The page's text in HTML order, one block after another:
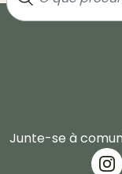
Junte-se à